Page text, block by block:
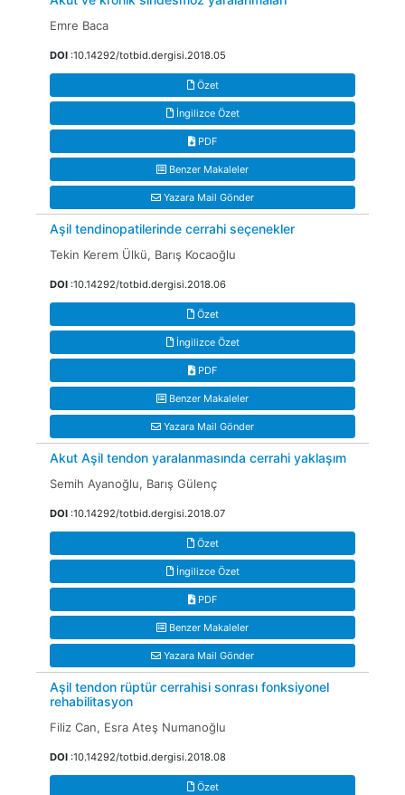
Emre Baca
DOI :10.14292/totbid.dergisi.2018.05
Özet
İngilizce Özet
PDF
Benzer Makaleler
Yazara Mail Gönder
Aşil tendinopatilerinde cerrahi seçenekler
Tekin Kerem Ülkü, Barış Kocaoğlu
DOI :10.14292/totbid.dergisi.2018.06
Özet
İngilizce Özet
PDF
Benzer Makaleler
Yazara Mail Gönder
Akut Aşil tendon yaralanmasında cerrahi yaklaşım
Semih Ayanoğlu, Barış Gülenç
DOI :10.14292/totbid.dergisi.2018.07
Özet
İngilizce Özet
PDF
Benzer Makaleler
Yazara Mail Gönder
Aşil tendon rüptür cerrahisi sonrası fonksiyonel
rehabilitasyon
Filiz Can, Esra Ateş Numanoğlu
DOI :10.14292/totbid.dergisi.2018.08
Özet